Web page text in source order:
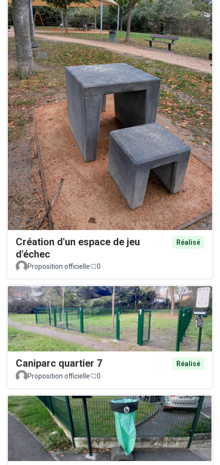
Création d'un espace de jeu
d'échec
Réalisé
Proposition officielle 0
Caniparc quartier 7
Réalisé
Proposition officielle
0